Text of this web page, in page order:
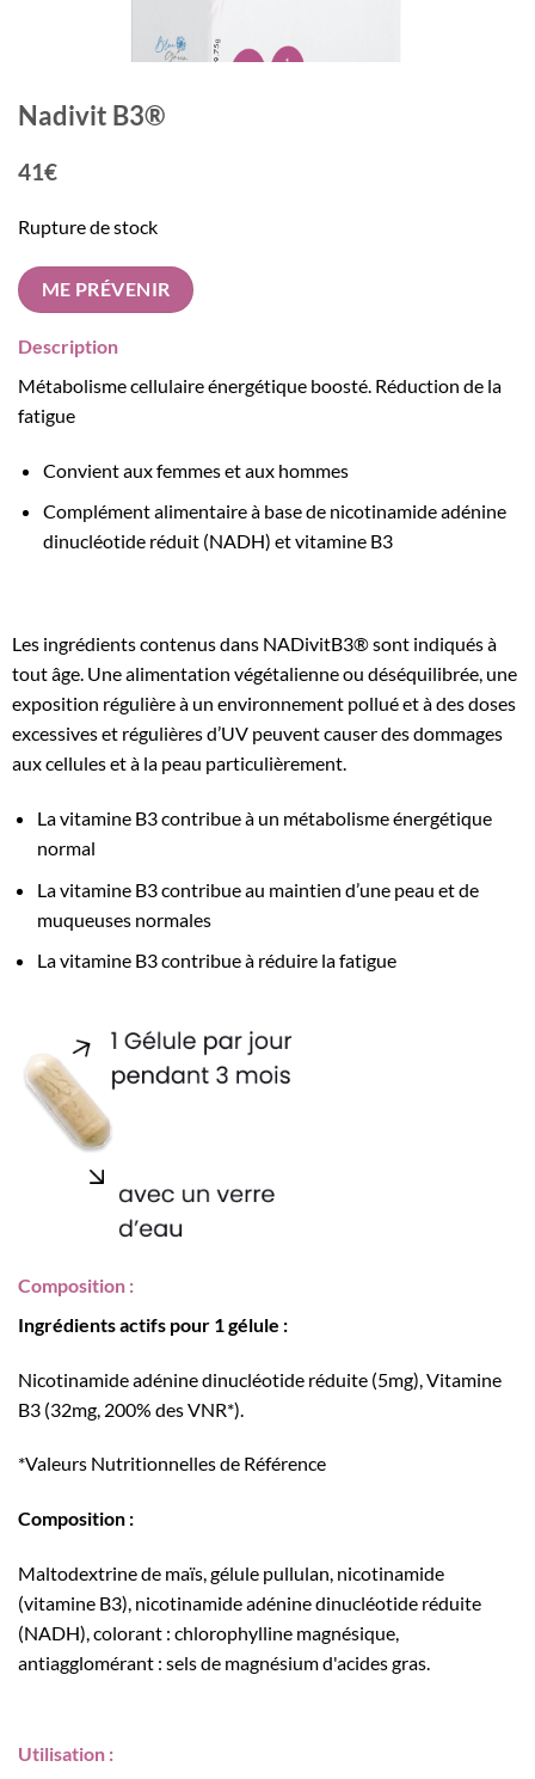
Nadivit B3®
41€
Rupture de stock
ME PRÉVENIR
Description
Métabolisme cellulaire énergétique boosté. Réduction de la
fatigue
Convient aux femmes et aux hommes
Complément alimentaire à base de nicotinamide adénine
dinucléotide réduit (NADH) et vitamine B3
Les ingrédients contenus dans NADivitB3® sont indiqués à
tout âge. Une alimentation végétalienne ou déséquilibrée, une
exposition régulière à un environnement pollué et à des doses
excessives et régulières d’UV peuvent causer des dommages
aux cellules et à la peau particulièrement.
La vitamine B3 contribue à un métabolisme énergétique
normal
La vitamine B3 contribue au maintien d’une peau et de
muqueuses normales
La vitamine B3 contribue à réduire la fatigue
Composition :
Ingrédients actifs pour 1 gélule :
Nicotinamide adénine dinucléotide réduite (5mg), Vitamine
B3 (32mg, 200% des VNR*).
*Valeurs Nutritionnelles de Référence
Composition :
Maltodextrine de maïs, gélule pullulan, nicotinamide
(vitamine B3), nicotinamide adénine dinucléotide réduite
(NADH), colorant : chlorophylline magnésique,
antiagglomérant : sels de magnésium d'acides gras.
Utilisation :